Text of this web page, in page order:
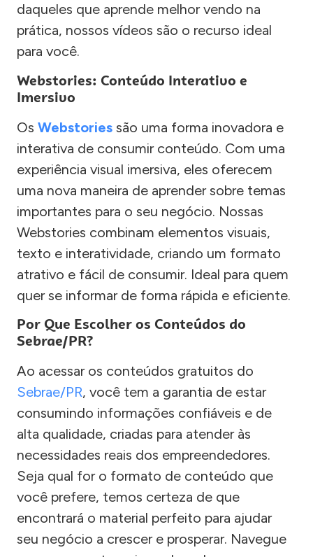
daqueles que aprende melhor vendo na
prática, nossos vídeos são o recurso ideal
para você.
Webstories: Conteúdo Interativo e
Imersivo
Os Webstories são uma forma inovadora e
interativa de consumir conteúdo. Com uma
experiência visual imersiva, eles oferecem
uma nova maneira de aprender sobre temas
importantes para o seu negócio. Nossas
Webstories combinam elementos visuais,
texto e interatividade, criando um formato
atrativo e fácil de consumir. Ideal para quem
quer se informar de forma rápida e eficiente.
Por Que Escolher os Conteúdos do
Sebrae/PR?
Ao acessar os conteúdos gratuitos do
Sebrae/PR, você tem a garantia de estar
consumindo informações confiáveis e de
alta qualidade, criadas para atender às
necessidades reais dos empreendedores.
Seja qual for o formato de conteúdo que
você prefere, temos certeza de que
encontrará o material perfeito para ajudar
seu negócio a crescer e prosperar. Navegue